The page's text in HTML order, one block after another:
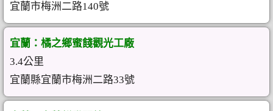
宜蘭市梅洲二路140號
宜蘭：橘之鄉蜜餞觀光工廠
3.4公里
宜蘭縣宜蘭市梅洲二路33號